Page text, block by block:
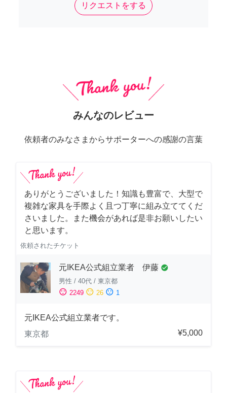
リクエストをする
みんなのレビュー
依頼者のみなさまからサポーターへの感謝の言葉
ありがとうございました！知識も豊富で、大型で
複雑な家具を手際よく且つ丁寧に組み立ててくだ
さいました。また機会があれば是非お願いしたい
と思います。
依頼されたチケット
元IKEA公式組立業者 伊藤 check_circle
男性 / 40代 / 東京都
sentiment_satisfied 2249 sentiment_neutral 26 sentiment_dissatisfied 1
元IKEA公式組立業者です。
東京都
¥5,000